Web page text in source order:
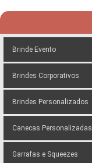
Brinde Evento
Brindes Corporativos
Brindes Personalizados
Canecas Personalizadas
Garrafas e Squeezes